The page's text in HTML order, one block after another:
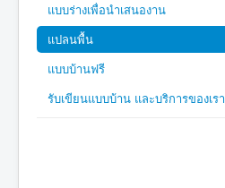
แบบร่างเพื่อนำเสนองาน
แปลนพื้น
แบบบ้านฟรี
รับเขียนแบบบ้าน และบริการของเรา